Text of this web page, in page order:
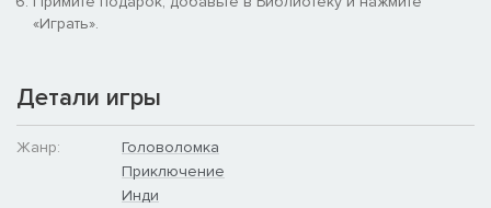
«Играть».
Детали игры
Жанр:
Головоломка
Приключение
Инди